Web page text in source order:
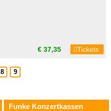
€ 37,35 Tickets
8 9
Funke Konzertkassen